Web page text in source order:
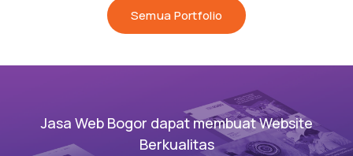
Semua Portfolio
Jasa Web Bogor dapat membuat Website
Berkualitas